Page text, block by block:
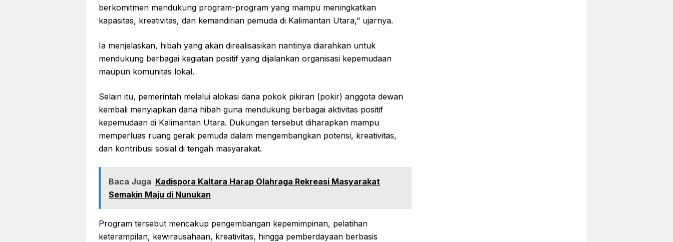
berkomitmen mendukung program-program yang mampu meningkatkan
kapasitas, kreativitas, dan kemandirian pemuda di Kalimantan Utara,” ujarnya.
Ia menjelaskan, hibah yang akan direalisasikan nantinya diarahkan untuk
mendukung berbagai kegiatan positif yang dijalankan organisasi kepemudaan
maupun komunitas lokal.
Selain itu, pemerintah melalui alokasi dana pokok pikiran (pokir) anggota dewan
kembali menyiapkan dana hibah guna mendukung berbagai aktivitas positif
kepemudaan di Kalimantan Utara. Dukungan tersebut diharapkan mampu
memperluas ruang gerak pemuda dalam mengembangkan potensi, kreativitas,
dan kontribusi sosial di tengah masyarakat.
Baca Juga Kadispora Kaltara Harap Olahraga Rekreasi Masyarakat
Semakin Maju di Nunukan
Program tersebut mencakup pengembangan kepemimpinan, pelatihan
keterampilan, kewirausahaan, kreativitas, hingga pemberdayaan berbasis